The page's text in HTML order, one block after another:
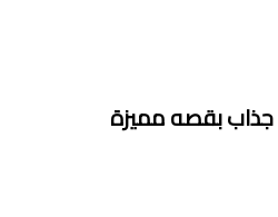
جذاب بقصه مميزة